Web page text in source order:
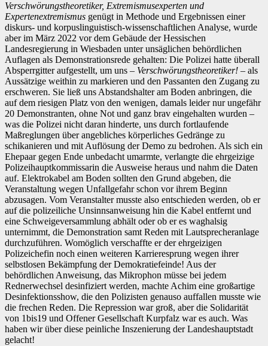
Verschwörungstheoretiker, Extremismusexperten und
Expertenextremismus genügt in Methode und Ergebnissen einer
diskurs- und korpuslinguistisch-wissenschaftlichen Analyse, wurde
aber im März 2022 vor dem Gebäude der Hessischen
Landesregierung in Wiesbaden unter unsäglichen behördlichen
Auflagen als Demonstrationsrede gehalten: Die Polizei hatte überall
Absperrgitter aufgestellt, um uns – Verschwörungstheoretiker! – als
Aussätzige weithin zu markieren und den Passanten den Zugang zu
erschweren. Sie ließ uns Abstandshalter am Boden anbringen, die
auf dem riesigen Platz von den wenigen, damals leider nur ungefähr
20 Demonstranten, ohne Not und ganz brav eingehalten wurden –
was die Polizei nicht daran hinderte, uns durch fortlaufende
Maßreglungen über angebliches körperliches Gedränge zu
schikanieren und mit Auflösung der Demo zu bedrohen. Als sich ein
Ehepaar gegen Ende unbedacht umarmte, verlangte die ehrgeizige
Polizeihauptkommissarin die Ausweise heraus und nahm die Daten
auf. Elektrokabel am Boden sollten den Grund abgeben, die
Veranstaltung wegen Unfallgefahr schon vor ihrem Beginn
abzusagen. Vom Veranstalter musste also entschieden werden, ob er
auf die polizeiliche Unsinnsanweisung hin die Kabel entfernt und
eine Schweigeversammlung abhält oder ob er es waghalsig
unternimmt, die Demonstration samt Reden mit Lautsprecheranlage
durchzuführen. Womöglich verschaffte er der ehrgeizigen
Polizeichefin noch einen weiteren Karrieresprung wegen ihrer
selbstlosen Bekämpfung der Demokratiefeinde! Aus der
behördlichen Anweisung, das Mikrophon müsse bei jedem
Rednerwechsel desinfiziert werden, machte Achim eine großartige
Desinfektionsshow, die den Polizisten genauso auffallen musste wie
die frechen Reden. Die Repression war groß, aber die Solidarität
von 1bis19 und Offener Gesellschaft Kurpfalz war es auch. Was
haben wir über diese peinliche Inszenierung der Landeshauptstadt
gelacht!